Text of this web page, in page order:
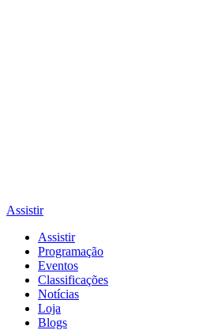
Assistir
Assistir
Programação
Eventos
Classificações
Notícias
Loja
Blogs